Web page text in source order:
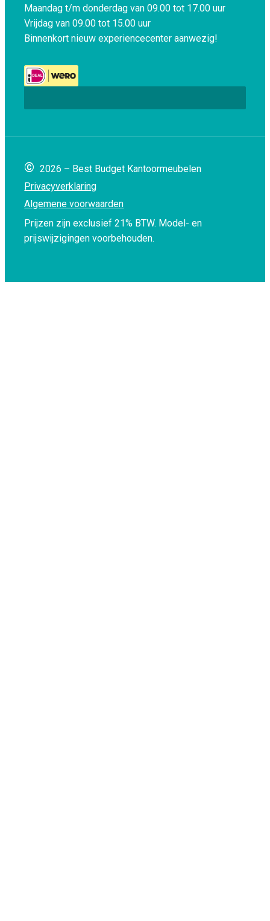
Maandag t/m donderdag van 09.00 tot 17.00 uur
Vrijdag van 09.00 tot 15.00 uur
Binnenkort nieuw experiencecenter aanwezig!
© 2026 – Best Budget Kantoormeubelen
Privacyverklaring
Algemene voorwaarden
Prijzen zijn exclusief 21% BTW. Model- en
prijswijzigingen voorbehouden.